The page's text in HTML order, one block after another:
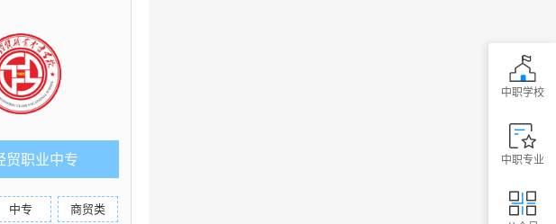
贸职业中专
中专 商贸类
中职学校
中职专业